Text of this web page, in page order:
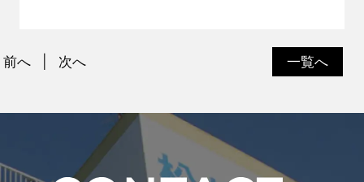
一覧へ
前へ 次へ